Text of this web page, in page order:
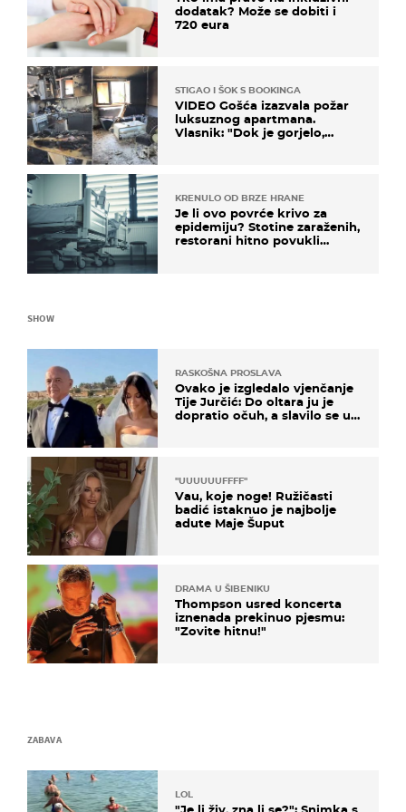
dodatak? Može se dobiti i
720 eura
STIGAO I ŠOK S BOOKINGA
VIDEO Gošća izazvala požar
luksuznog apartmana.
Vlasnik: "Dok je gorjelo,
KRENULO OD BRZE HRANE
Je li ovo povrće krivo za
epidemiju? Stotine zaraženih,
restorani hitno povukli
SHOW
RASKOŠNA PROSLAVA
Ovako je izgledalo vjenčanje
Tije Jurčić: Do oltara ju je
dopratio očuh, a slavilo se uz
"UUUUUUFFFF"
Vau, koje noge! Ružičasti
badić istaknuo je najbolje
adute Maje Šuput
DRAMA U ŠIBENIKU
Thompson usred koncerta
iznenada prekinuo pjesmu:
"Zovite hitnu!"
ZABAVA
LOL